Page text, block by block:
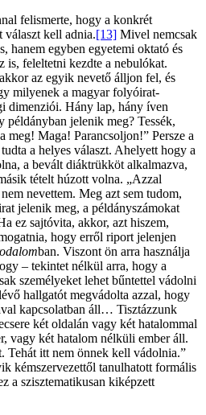
felismerte, hogy a konkrét
választ kell adnia.[13] Mivel nemcsak
hanem egyben egyetemi oktató és
is, feleltetni kezdte a nebulókat.
az egyik nevető álljon fel, és
milyenek a magyar folyóirat-
dimenziói. Hány lap, hány íven
példányban jelenik meg? Tessék,
meg! Maga! Parancsoljon!” Persze a
a helyes választ. Ahelyett hogy a
a bevált diáktrükköt alkalmazva,
tételt húzott volna. „Azzal
nevettem. Meg azt sem tudom,
jelenik meg, a példányszámokat
ez sajtóvita, akkor, azt hiszem,
hogy erről riport jelenjen
ban. Viszont ön arra használja
– tekintet nélkül arra, hogy a
személyeket lehet bűntettel vádolni
hallgatót megvádolta azzal, hogy
kapcsolatban áll… Tisztázzunk
két oldalán vagy két hatalommal
vagy két hatalom nélküli ember áll.
Tehát itt nem önnek kell vádolnia.”
kémszervezettől tanulhatott formális
a szisztematikusan kiképzett